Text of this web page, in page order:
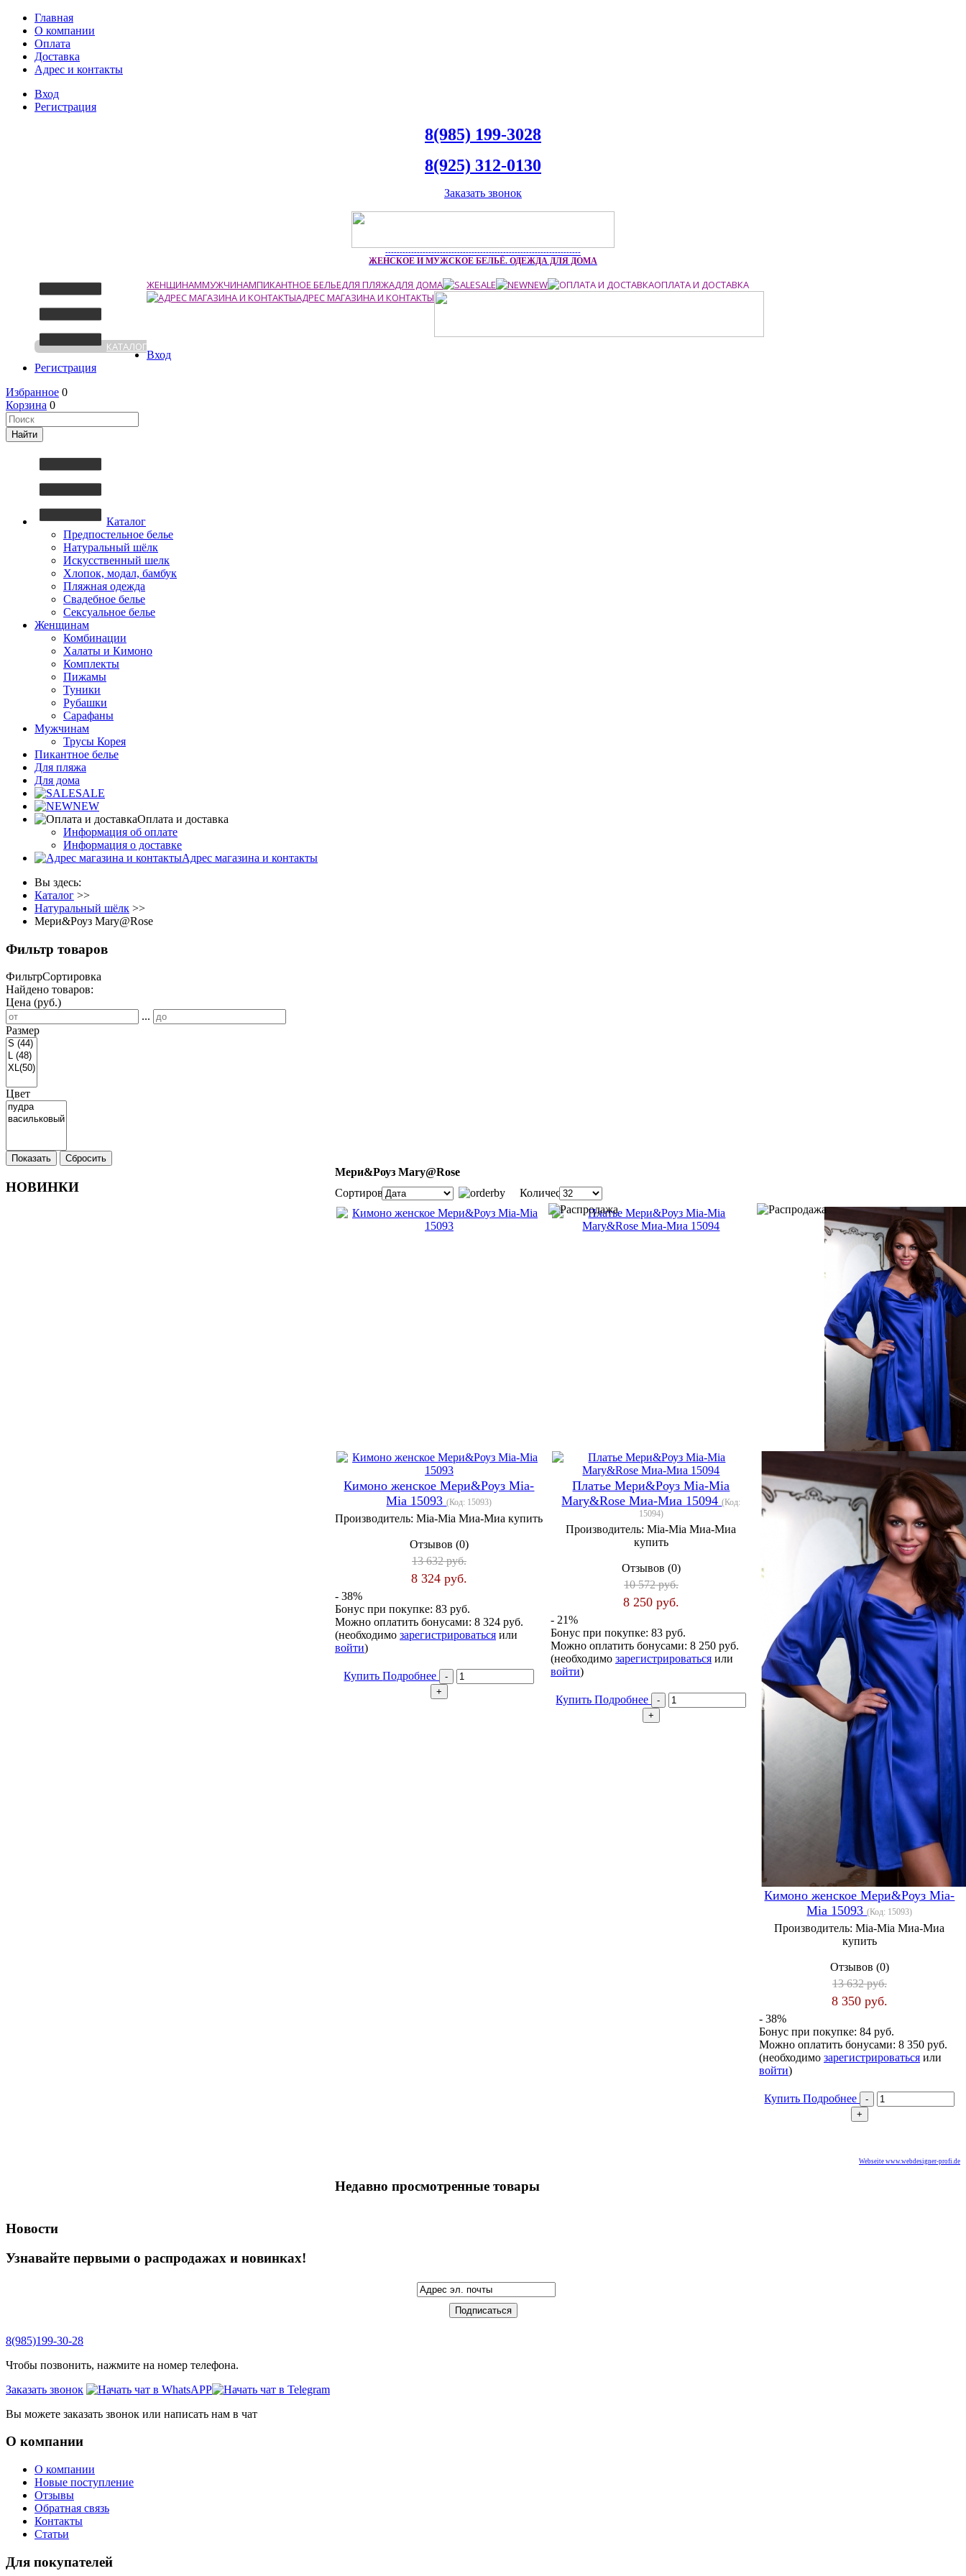
Главная
О компании
Оплата
Доставка
Адрес и контакты
Вход
Регистрация
8(985) 199-3028
8(925) 312-0130
Заказать звонок
--------------------------------------------------------------------
ЖЕНСКОЕ И МУЖСКОЕ БЕЛЬЁ. ОДЕЖДА ДЛЯ ДОМА
КАТАЛОГ
ЖЕНЩИНАММУЖЧИНАМПИКАНТНОЕ БЕЛЬЕДЛЯ ПЛЯЖАДЛЯ ДОМА SALE NEW
ОПЛАТА И ДОСТАВКА
АДРЕС МАГАЗИНА И КОНТАКТЫ
Вход
Регистрация
Избранное 0
Корзина 0
Каталог
Предпостельное белье
Натуральный шёлк
Искусственный шелк
Хлопок, модал, бамбук
Пляжная одежда
Свадебное белье
Сексуальное белье
Женщинам
Комбинации
Халаты и Кимоно
Комплекты
Пижамы
Туники
Рубашки
Сарафаны
Мужчинам
Трусы Корея
Пикантное белье
Для пляжа
Для дома
SALE
NEW
Оплата и доставка
Информация об оплате
Информация о доставке
Адрес магазина и контакты
Вы здесь:
Каталог >>
Натуральный шёлк >>
Мери&Роуз Mary@Rose
Фильтр товаров
ФильтрСортировка
Найдено товаров:
Цена (руб.)
...
Размер
Цвет
Показать Сбросить
Мери&Роуз Mary@Rose
Сортировка:
Количество:
Кимоно женское Мери&Роуз Mia-
Mia 15093(Код: 15093)
Производитель:Mia-Mia Миа-Миа купить
Отзывов (0)
13 632 руб.
8 324 руб.
- 38%
Бонус при покупке: 83 руб.
Можно оплатить бонусами: 8 324 руб.
(необходимо зарегистрироваться или
войти)
КупитьПодробнее
Платье Мери&Роуз Mia-Mia
Mary&Rose Миа-Миа 15094(Код:
15094)
Производитель:Mia-Mia Миа-Миа
купить
Отзывов (0)
10 572 руб.
8 250 руб.
- 21%
Бонус при покупке: 83 руб.
Можно оплатить бонусами: 8 250 руб.
(необходимо зарегистрироватьсяили
войти)
КупитьПодробнее
Кимоно женское Мери&Роуз Mia-
Mia 15093(Код: 15093)
Производитель:Mia-Mia Миа-Миа
купить
Отзывов (0)
13 632 руб.
8 350 руб.
- 38%
Бонус при покупке: 84 руб.
Можно оплатить бонусами: 8 350 руб.
(необходимо зарегистрироватьсяили
войти)
КупитьПодробнее
Webseite www.webdesigner-profi.de
Недавно просмотренные товары
НОВИНКИ
Новости
Узнавайте первыми о распродажах и новинках!
8(985)199-30-28
Чтобы позвонить, нажмите на номер телефона.
Заказать звонок
Вы можете заказать звонок или написать нам в чат
О компании
О компании
Новые поступление
Отзывы
Обратная связь
Контакты
Статьи
Для покупателей